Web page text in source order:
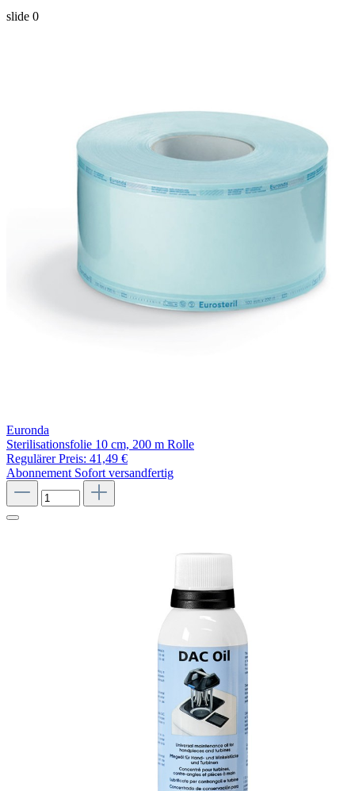
slide 0
Euronda
Sterilisationsfolie 10 cm, 200 m Rolle
Regulärer Preis: 41,49 €
Abonnement Sofort versandfertig